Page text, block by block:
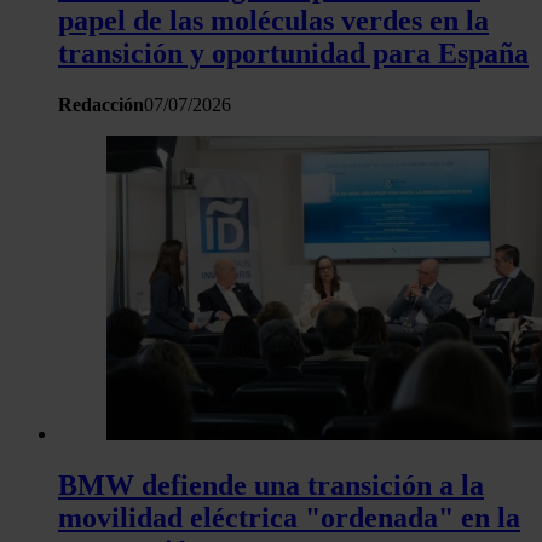
papel de las moléculas verdes en la
transición y oportunidad para España
Redacción07/07/2026
BMW defiende una transición a la
movilidad eléctrica "ordenada" en la